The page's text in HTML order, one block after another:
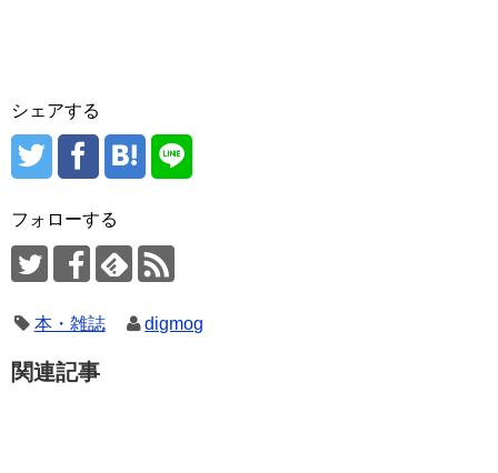
シェアする
フォローする
本・雑誌 digmog
関連記事